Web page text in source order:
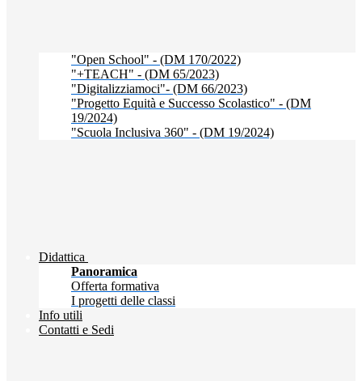
"Open School" - (DM 170/2022)
"+TEACH" - (DM 65/2023)
"Digitalizziamoci"- (DM 66/2023)
"Progetto Equità e Successo Scolastico" - (DM
19/2024)
"Scuola Inclusiva 360" - (DM 19/2024)
Didattica
Panoramica
Offerta formativa
I progetti delle classi
Info utili
Contatti e Sedi